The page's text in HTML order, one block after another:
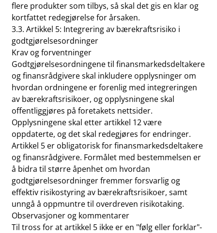
flere produkter som tilbys, så skal det gis en klar og
kortfattet redegjørelse for årsaken.
3.3. Artikkel 5: Integrering av bærekraftsrisiko i
godtgjørelsesordninger
Krav og forventninger
Godtgjørelsesordningene til finansmarkedsdeltakere
og finansrådgivere skal inkludere opplysninger om
hvordan ordningene er forenlig med integreringen
av bærekraftsrisikoer, og opplysningene skal
offentliggjøres på foretakets nettsider.
Opplysningene skal etter artikkel 12 være
oppdaterte, og det skal redegjøres for endringer.
Artikkel 5 er obligatorisk for finansmarkedsdeltakere
og finansrådgivere. Formålet med bestemmelsen er
å bidra til større åpenhet om hvordan
godtgjørelsesordninger fremmer forsvarlig og
effektiv risikostyring av bærekraftsrisikoer, samt
unngå å oppmuntre til overdreven risikotaking.
Observasjoner og kommentarer
Til tross for at artikkel 5 ikke er en "følg eller forklar"-